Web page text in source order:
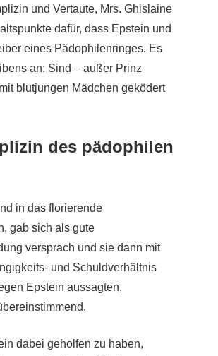
und Vertaute, Mrs. Ghislaine
dafür, dass Epstein und
eines Pädophilenringes. Es
an: Sind – außer Prinz
blutjungen Mädchen geködert
des pädophilen
in das florierende
gab sich als gute
versprach und sie dann mit
und Schuldverhältnis
Epstein aussagten,
dabei geholfen zu haben,